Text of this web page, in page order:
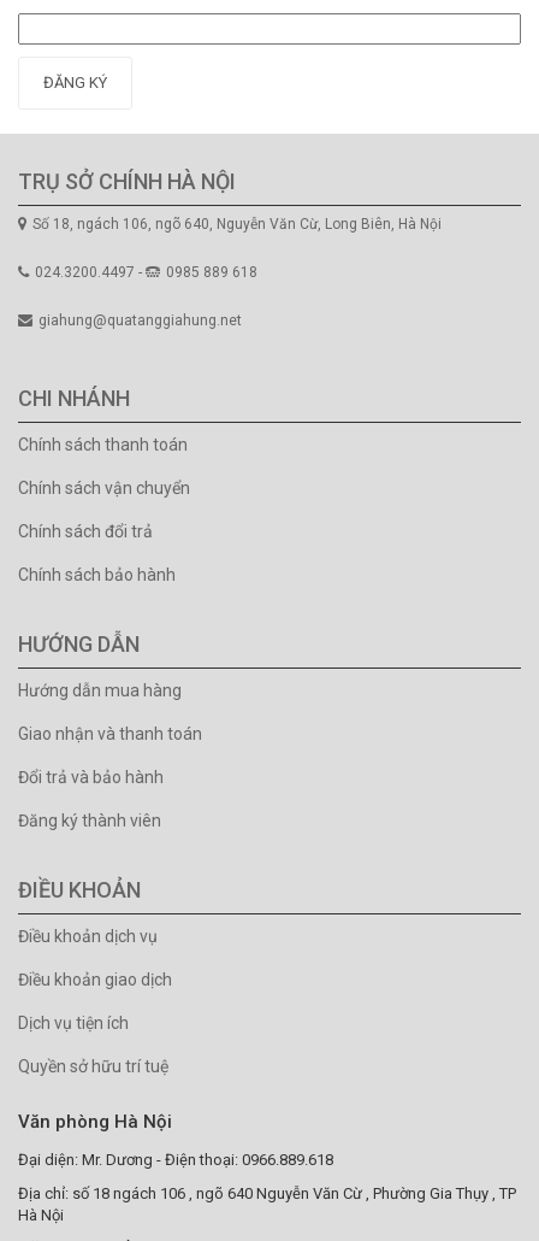
ĐĂNG KÝ
TRỤ SỞ CHÍNH HÀ NỘI
Số 18, ngách 106, ngõ 640, Nguyễn Văn Cừ, Long Biên, Hà Nội
024.3200.4497 - 0985 889 618
giahung@quatanggiahung.net
CHI NHÁNH
Chính sách thanh toán
Chính sách vận chuyển
Chính sách đổi trả
Chính sách bảo hành
HƯỚNG DẪN
Hướng dẫn mua hàng
Giao nhận và thanh toán
Đổi trả và bảo hành
Đăng ký thành viên
ĐIỀU KHOẢN
Điều khoản dịch vụ
Điều khoản giao dịch
Dịch vụ tiện ích
Quyền sở hữu trí tuệ
Văn phòng Hà Nội
Đại diện: Mr. Dương - Điện thoại: 0966.889.618
Địa chỉ: số 18 ngách 106 , ngõ 640 Nguyễn Văn Cừ , Phường Gia Thụy , TP
Hà Nội